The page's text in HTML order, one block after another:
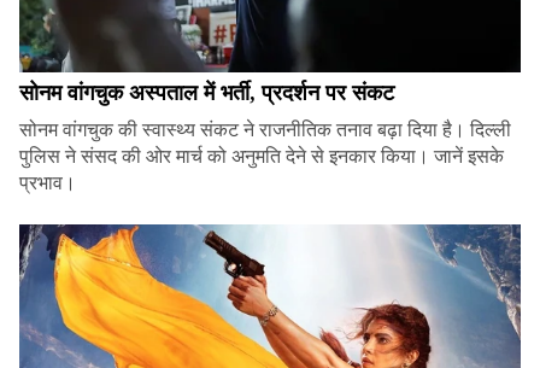
सोनम वांगचुक अस्पताल में भर्ती, प्रदर्शन पर संकट
सोनम वांगचुक की स्वास्थ्य संकट ने राजनीतिक तनाव बढ़ा दिया है। दिल्ली
पुलिस ने संसद की ओर मार्च को अनुमति देने से इनकार किया। जानें इसके
प्रभाव।